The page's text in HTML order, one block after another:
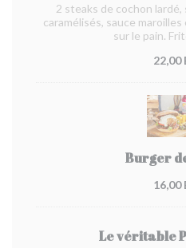
2 steaks de cochon
caramélisés, sauce
sur le pain.
22,00
Burger
16,00
Le véritable